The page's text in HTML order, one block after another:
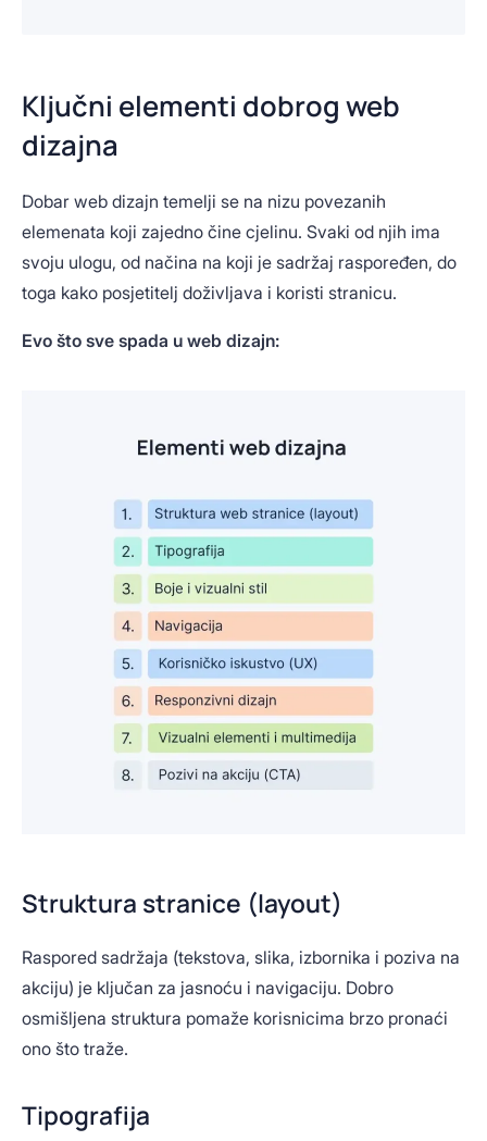
Ključni elementi dobrog web
dizajna
Dobar web dizajn temelji se na nizu povezanih
elemenata koji zajedno čine cjelinu. Svaki od njih ima
svoju ulogu, od načina na koji je sadržaj raspoređen, do
toga kako posjetitelj doživljava i koristi stranicu.
Evo što sve spada u web dizajn:
Struktura stranice (layout)
Raspored sadržaja (tekstova, slika, izbornika i poziva na
akciju) je ključan za jasnoću i navigaciju. Dobro
osmišljena struktura pomaže korisnicima brzo pronaći
ono što traže.
Tipografija